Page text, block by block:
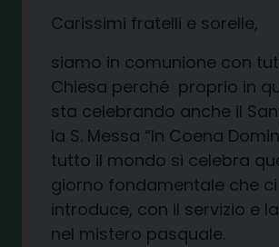
Carissimi fratelli e sorelle,
siamo in comunione con
Chiesa perché proprio in
sta celebrando anche il
la S. Messa “In Coena
tutto il mondo si celebra
giorno fondamentale che ci
introduce, con il servizio e
nel mistero pasquale.